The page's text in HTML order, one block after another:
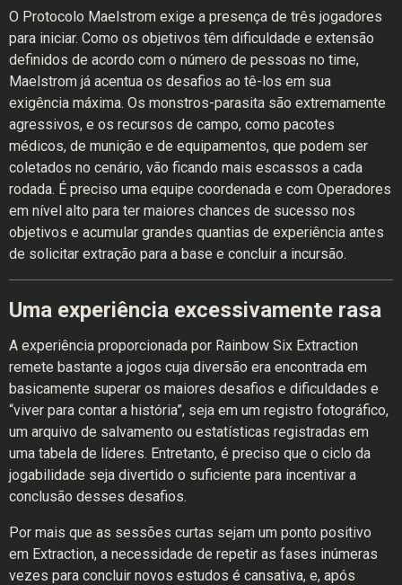
O Protocolo Maelstrom exige a presença de três jogadores
para iniciar. Como os objetivos têm dificuldade e extensão
definidos de acordo com o número de pessoas no time,
Maelstrom já acentua os desafios ao tê-los em sua
exigência máxima. Os monstros-parasita são extremamente
agressivos, e os recursos de campo, como pacotes
médicos, de munição e de equipamentos, que podem ser
coletados no cenário, vão ficando mais escassos a cada
rodada. É preciso uma equipe coordenada e com Operadores
em nível alto para ter maiores chances de sucesso nos
objetivos e acumular grandes quantias de experiência antes
de solicitar extração para a base e concluir a incursão.
Uma experiência excessivamente rasa
A experiência proporcionada por Rainbow Six Extraction
remete bastante a jogos cuja diversão era encontrada em
basicamente superar os maiores desafios e dificuldades e
“viver para contar a história”, seja em um registro fotográfico,
um arquivo de salvamento ou estatísticas registradas em
uma tabela de líderes. Entretanto, é preciso que o ciclo da
jogabilidade seja divertido o suficiente para incentivar a
conclusão desses desafios.
Por mais que as sessões curtas sejam um ponto positivo
em Extraction, a necessidade de repetir as fases inúmeras
vezes para concluir novos estudos é cansativa, e, após